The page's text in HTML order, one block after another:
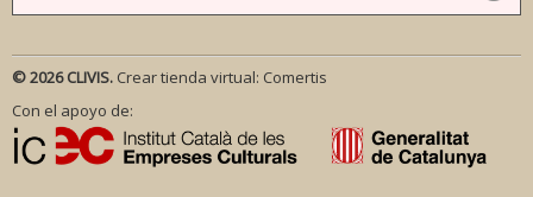
© 2026 CLIVIS. Crear tienda virtual: Comertis
Con el apoyo de: